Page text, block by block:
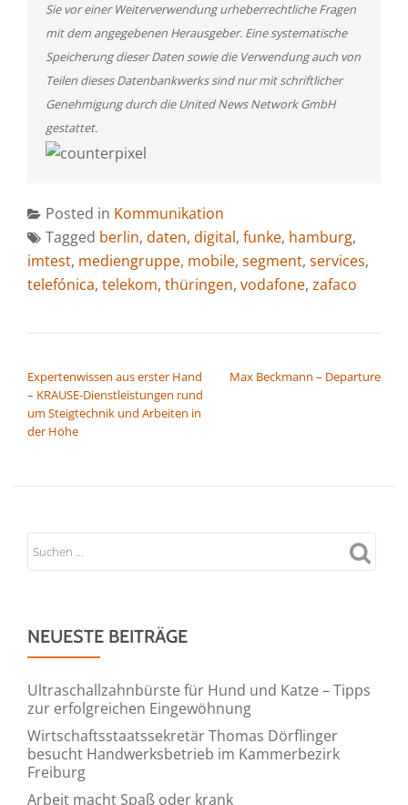
Sie vor einer Weiterverwendung urheberrechtliche Fragen
mit dem angegebenen Herausgeber. Eine systematische
Speicherung dieser Daten sowie die Verwendung auch von
Teilen dieses Datenbankwerks sind nur mit schriftlicher
Genehmigung durch die United News Network GmbH
gestattet.
Posted in Kommunikation
Tagged berlin, daten, digital, funke, hamburg,
imtest, mediengruppe, mobile, segment, services,
telefónica, telekom, thüringen, vodafone, zafaco
Expertenwissen aus erster Hand
– KRAUSE-Dienstleistungen rund
um Steigtechnik und Arbeiten in
der Höhe
Max Beckmann – Departure
NEUESTE BEITRÄGE
Ultraschallzahnbürste für Hund und Katze – Tipps
zur erfolgreichen Eingewöhnung
Wirtschaftsstaatssekretär Thomas Dörflinger
besucht Handwerksbetrieb im Kammerbezirk
Freiburg
Arbeit macht Spaß oder krank